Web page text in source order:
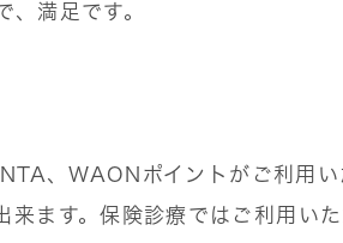
、満足です。
、WAONポイントがご利用い
来ます。保険診療ではご利用い